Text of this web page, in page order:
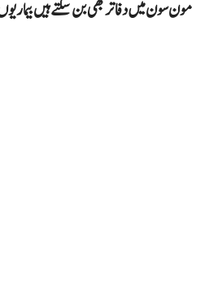
مون سون میں دفاتر بھی بن سکتے ہیں